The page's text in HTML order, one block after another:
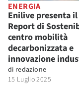
ENERGIA
Enilive presenta
Report di
centro mobilità
decarbonizzata e
innovazione
di redazione
15 Luglio 2025